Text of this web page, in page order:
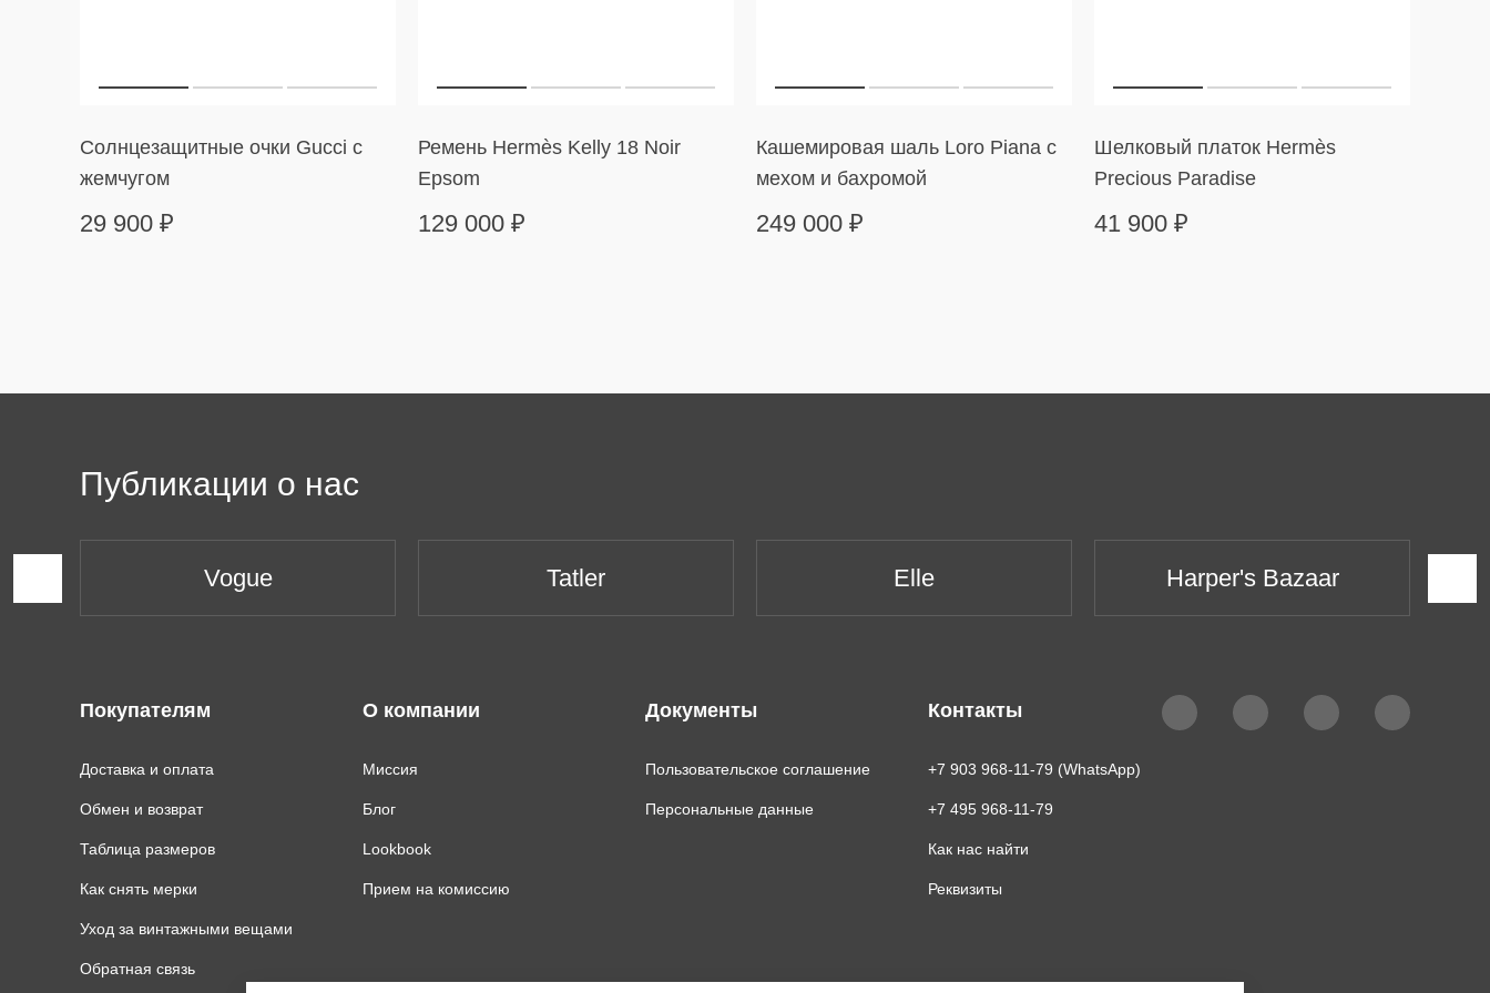
Солнцезащитные очки Gucci с
жемчугом
29 900 ₽
Ремень Hermès Kelly 18 Noir
Epsom
129 000 ₽
Кашемировая шаль Loro Piana с
мехом и бахромой
249 000 ₽
Шелковый платок Hermès
Precious Paradise
41 900 ₽
Публикации о нас
Vogue Tatler Elle Harper's Bazaar
Покупателям
Доставка и оплата
Обмен и возврат
Таблица размеров
Как снять мерки
Уход за винтажными вещами
Обратная связь
О компании
Миссия
Блог
Lookbook
Прием на комиссию
Документы
Пользовательское соглашение
Персональные данные
Контакты
+7 903 968-11-79 (WhatsApp)
+7 495 968-11-79
Как нас найти
Реквизиты